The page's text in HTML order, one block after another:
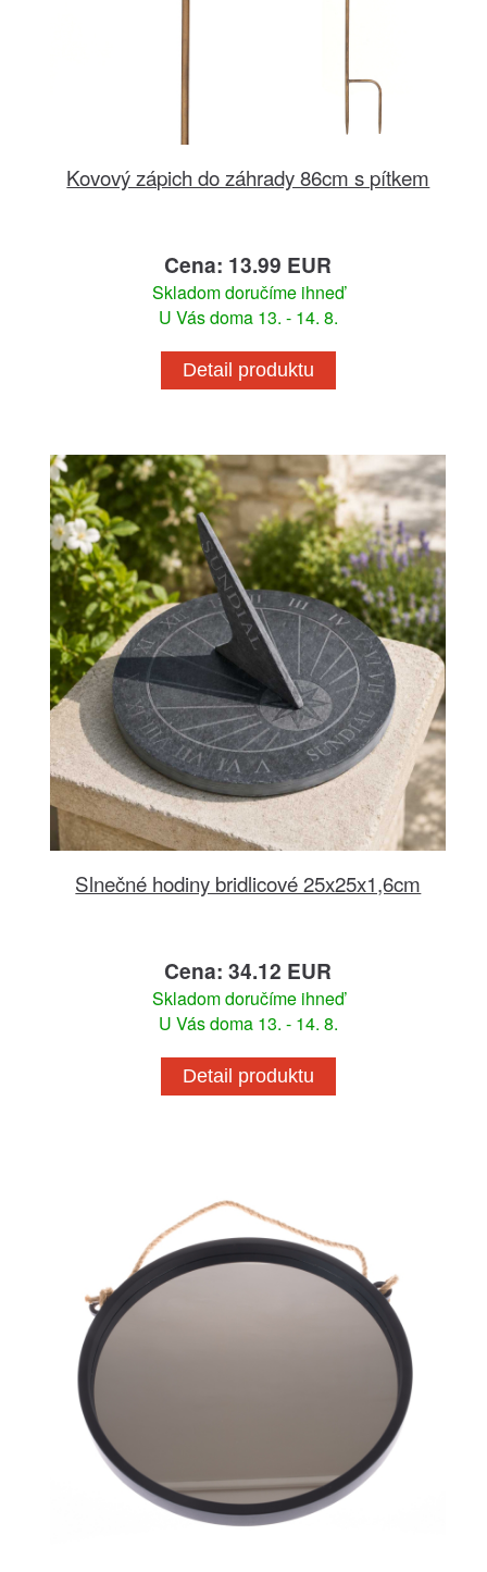
Kovový zápich do záhrady 86cm s pítkem
Cena: 13.99 EUR
Skladom doručíme ihneď
U Vás doma 13. - 14. 8.
Detail produktu
Slnečné hodiny bridlicové 25x25x1,6cm
Cena: 34.12 EUR
Skladom doručíme ihneď
U Vás doma 13. - 14. 8.
Detail produktu